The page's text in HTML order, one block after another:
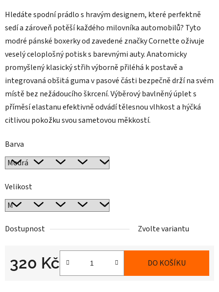
Hledáte spodní prádlo s hravým designem, které perfektně
sedí a zároveň potěší každého milovníka automobilů? Tyto
modré pánské boxerky od zavedené značky Cornette oživuje
veselý celoplošný potisk s barevnými auty. Anatomicky
promyšlený klasický střih výborně přiléhá k postavě a
integrovaná obšitá guma v pasové části bezpečně drží na svém
místě bez nežádoucího škrcení. Výběrový bavlněný úplet s
příměsí elastanu efektivně odvádí tělesnou vlhkost a hýčká
citlivou pokožku svou sametovou měkkostí.
Barva
Velikost
Dostupnost Zvolte variantu
320 Kč DO KOŠÍKU